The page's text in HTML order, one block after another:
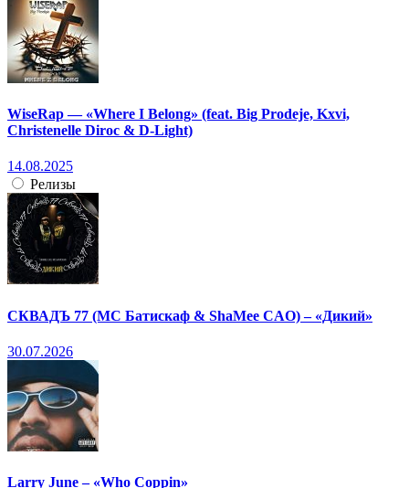
WiseRap — «Where I Belong» (feat. Big Prodeje, Kxvi,
Christenelle Diroc & D-Light)
14.08.2025
Релизы
СКВАДЪ 77 (МС Батискаф & ShaMee CAO) – «Дикий»
30.07.2026
Larry June – «Who Coppin»